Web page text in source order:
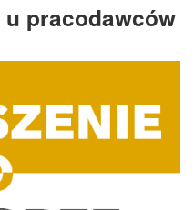
pracodawców